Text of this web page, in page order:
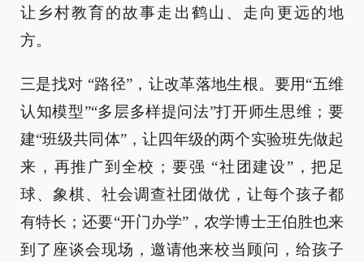
让乡村教育的故事走出鹤山、走向更远的地
方。
三是找对 “路径”，让改革落地生根。要用“五维
认知模型”“多层多样提问法”打开师生思维；要
建“班级共同体”，让四年级的两个实验班先做起
来，再推广到全校；要强 “社团建设”，把足
球、象棋、社会调查社团做优，让每个孩子都
有特长；还要“开门办学”，农学博士王伯胜也来
到了座谈会现场，邀请他来校当顾问，给孩子